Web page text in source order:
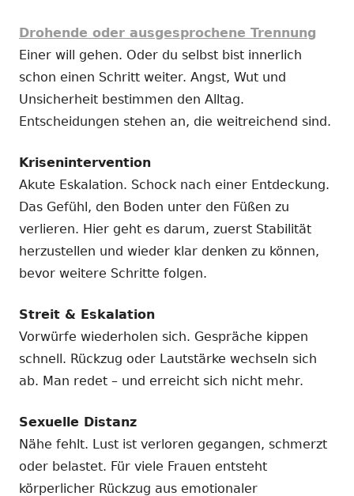
Drohende oder ausgesprochene Trennung
Einer will gehen. Oder du selbst bist innerlich
schon einen Schritt weiter. Angst, Wut und
Unsicherheit bestimmen den Alltag.
Entscheidungen stehen an, die weitreichend sind.
Krisenintervention
Akute Eskalation. Schock nach einer Entdeckung.
Das Gefühl, den Boden unter den Füßen zu
verlieren. Hier geht es darum, zuerst Stabilität
herzustellen und wieder klar denken zu können,
bevor weitere Schritte folgen.
Streit & Eskalation
Vorwürfe wiederholen sich. Gespräche kippen
schnell. Rückzug oder Lautstärke wechseln sich
ab. Man redet – und erreicht sich nicht mehr.
Sexuelle Distanz
Nähe fehlt. Lust ist verloren gegangen, schmerzt
oder belastet. Für viele Frauen entsteht
körperlicher Rückzug aus emotionaler